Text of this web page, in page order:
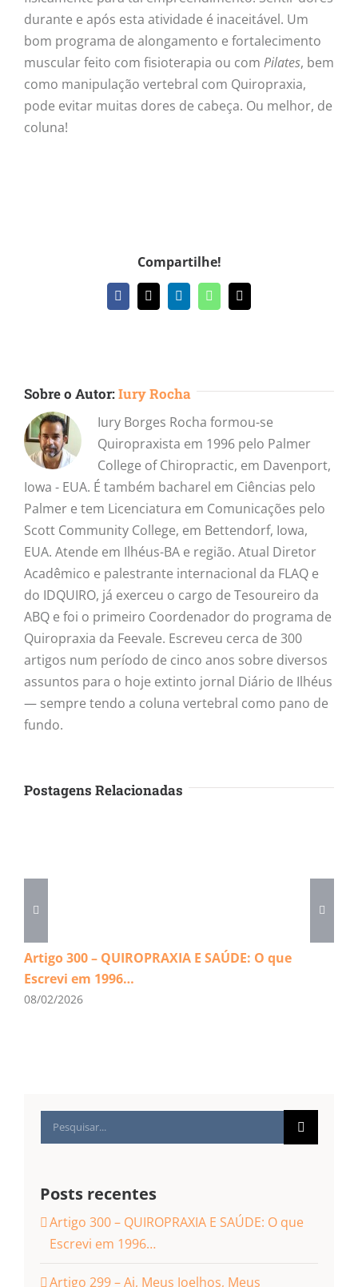
durante e após esta atividade é inaceitável. Um
bom programa de alongamento e fortalecimento
muscular feito com fisioterapia ou com Pilates, bem
como manipulação vertebral com Quiropraxia,
pode evitar muitas dores de cabeça. Ou melhor, de
coluna!
Compartilhe!
Facebook
X LinkedInWhatsApp
E-
mail
Sobre o Autor:Iury Rocha
Iury Borges Rocha formou-se
Quiropraxista em 1996 pelo Palmer
College of Chiropractic, em Davenport,
Iowa - EUA. É também bacharel em Ciências pelo
Palmer e tem Licenciatura em Comunicações pelo
Scott Community College, em Bettendorf, Iowa,
EUA. Atende em Ilhéus-BA e região. Atual Diretor
Acadêmico e palestrante internacional da FLAQ e
do IDQUIRO, já exerceu o cargo de Tesoureiro da
ABQ e foi o primeiro Coordenador do programa de
Quiropraxia da Feevale. Escreveu cerca de 300
artigos num período de cinco anos sobre diversos
assuntos para o hoje extinto jornal Diário de Ilhéus
— sempre tendo a coluna vertebral como pano de
fundo.
Postagens Relacionadas
Artigo 300 – QUIROPRAXIA E SAÚDE: O que
Escrevi em 1996…
08/02/2026
Buscar
resultados
Posts recentes
Artigo 300 – QUIROPRAXIA E SAÚDE: O que
Escrevi em 1996…
Artigo 299 – Ai, Meus Joelhos, Meus